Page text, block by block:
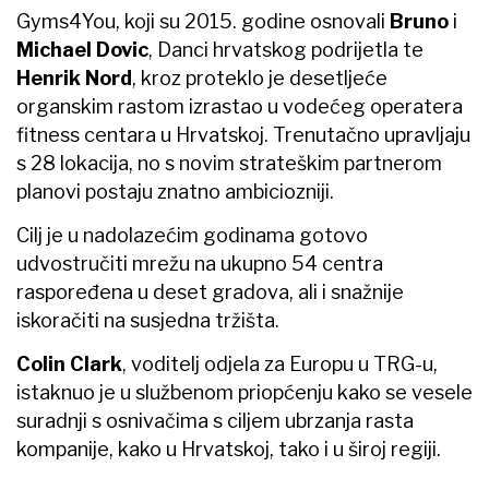
Gyms4You, koji su 2015. godine osnovali Bruno i
Michael Dovic, Danci hrvatskog podrijetla te
Henrik Nord, kroz proteklo je desetljeće
organskim rastom izrastao u vodećeg operatera
fitness centara u Hrvatskoj. Trenutačno upravljaju
s 28 lokacija, no s novim strateškim partnerom
planovi postaju znatno ambiciozniji.
Cilj je u nadolazećim godinama gotovo
udvostručiti mrežu na ukupno 54 centra
raspoređena u deset gradova, ali i snažnije
iskoračiti na susjedna tržišta.
Colin Clark, voditelj odjela za Europu u TRG-u,
istaknuo je u službenom priopćenju kako se vesele
suradnji s osnivačima s ciljem ubrzanja rasta
kompanije, kako u Hrvatskoj, tako i u široj regiji.